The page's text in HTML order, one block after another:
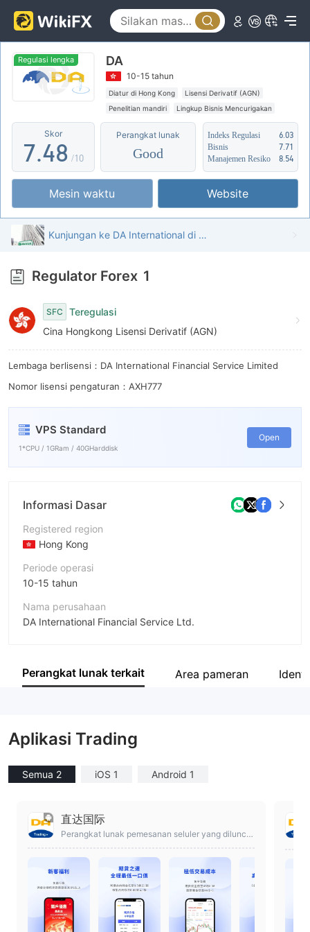
Regulasi lengka DA
10-15 tahun
Diatur di Hong Kong
Lisensi Derivatif (AGN)
Penelitian mandiri
Lingkup Bisnis Mencurigakan
Skor
2
3
4
6
7
8
9
.
0
1
3
4
5
6
7
9
3
4
5
7
8
9
/10
Perangkat lunak
Good
Indeks Regulasi
6.03
Bisnis
7.71
Manajemen Resiko
8.54
Mesin waktu Website
Kunjungan ke DA International di Hong Kong – Kantor Ditemukan
Regulator Forex 1
SFC
Teregulasi
Cina Hongkong Lisensi Derivatif (AGN)
Lembaga berlisensi：DA International Financial Service Limited
Nomor lisensi pengaturan：AXH777
VPS Standard
1*CPU / 1GRam / 40GHarddisk
Open
Informasi Dasar
Registered region
Hong Kong
Periode operasi
10-15 tahun
Nama perusahaan
DA International Financial Service Ltd.
Karyawan perusahaan
Perangkat lunak terkait Area pameran
Aplikasi Trading
Semua 2 iOS 1 Android 1
直达国际
Perangkat lunak pemesanan seluler yang diluncur